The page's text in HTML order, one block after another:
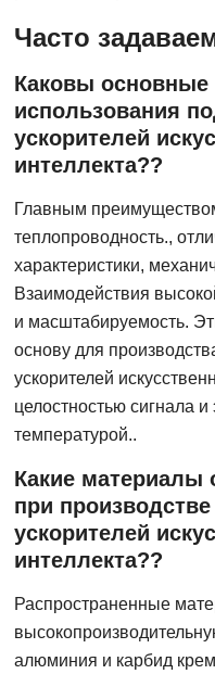
Часто
Каковы
использования
ускорителей
интеллекта??
Главным
теплопроводность.,
характеристики,
Взаимодействия
и масштабируемость.
основу для
ускорителей
целостностью сигнала
температурой..
Какие материалы
при
ускорителей
интеллекта??
Распространенные
алюминия и карбид